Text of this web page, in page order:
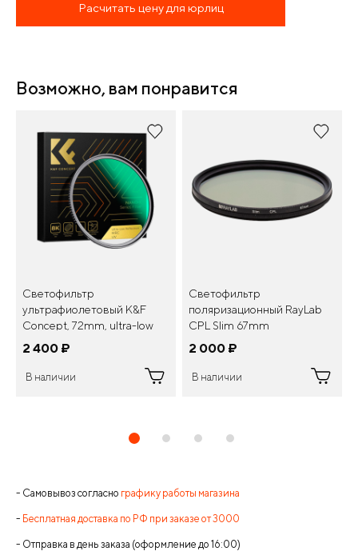
Расчитать цену для юрлиц
Возможно, вам понравится
Светофильтр
ультрафиолетовый K&F
Concept, 72mm, ultra-low
reflection UV filter, Full HD
2 400 ¤
В наличии
Светофильтр
поляризационный RayLab
CPL Slim 67mm
2 000 ¤
В наличии
- Самовывоз согласно графику работы магазина
- Бесплатная доставка по РФ при заказе от 3000
- Отправка в день заказа (оформление до 16:00)